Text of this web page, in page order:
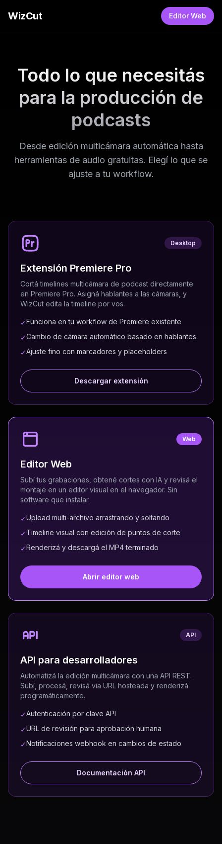
WizCut Editor Web
Todo lo que necesitás
para la producción de
podcasts
Desde edición multicámara automática hasta
herramientas de audio gratuitas. Elegí lo que se
ajuste a tu workflow.
Desktop
Extensión Premiere Pro
Cortá timelines multicámara de podcast directamente
en Premiere Pro. Asigná hablantes a las cámaras, y
WizCut edita la timeline por vos.
✓Funciona en tu workflow de Premiere existente
✓Cambio de cámara automático basado en hablantes
✓Ajuste fino con marcadores y placeholders
Descargar extensión
Web
Editor Web
Subí tus grabaciones, obtené cortes con IA y revisá el
montaje en un editor visual en el navegador. Sin
software que instalar.
✓Upload multi-archivo arrastrando y soltando
✓Timeline visual con edición de puntos de corte
✓Renderizá y descargá el MP4 terminado
Abrir editor web
API
API para desarrolladores
Automatizá la edición multicámara con una API REST.
Subí, procesá, revisá via URL hosteada y renderizá
programáticamente.
✓Autenticación por clave API
✓URL de revisión para aprobación humana
✓Notificaciones webhook en cambios de estado
Documentación API